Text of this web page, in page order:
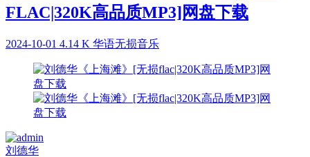
FLAC|320K高品质MP3]网盘下载
2024-10-01 4.14 K 华语无损音乐
刘德华